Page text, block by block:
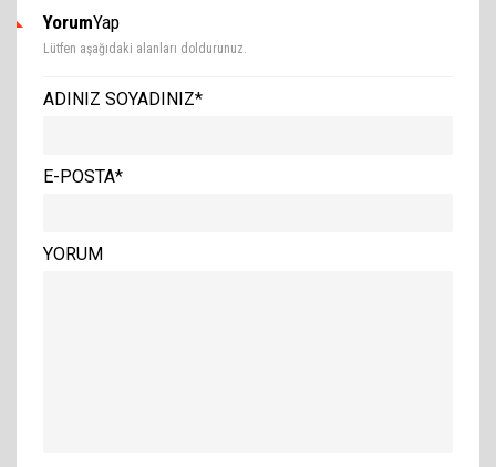
YorumYap
Lütfen aşağıdaki alanları doldurunuz.
ADINIZ SOYADINIZ*
E-POSTA*
YORUM